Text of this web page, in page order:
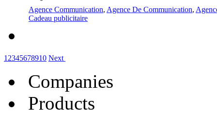
Agence Communication, Agence De Communication,
Cadeau publicitaire
1 2345678910 Next
Companies
Products